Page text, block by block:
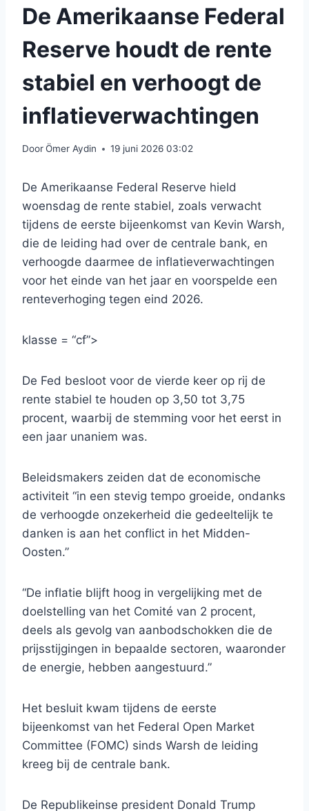
De Amerikaanse Federal
Reserve houdt de rente
stabiel en verhoogt de
inflatieverwachtingen
DoorÖmer Aydin 19 juni 2026 03:02
De Amerikaanse Federal Reserve hield
woensdag de rente stabiel, zoals verwacht
tijdens de eerste bijeenkomst van Kevin Warsh,
die de leiding had over de centrale bank, en
verhoogde daarmee de inflatieverwachtingen
voor het einde van het jaar en voorspelde een
renteverhoging tegen eind 2026.
klasse = “cf”>
De Fed besloot voor de vierde keer op rij de
rente stabiel te houden op 3,50 tot 3,75
procent, waarbij de stemming voor het eerst in
een jaar unaniem was.
Beleidsmakers zeiden dat de economische
activiteit “in een stevig tempo groeide, ondanks
de verhoogde onzekerheid die gedeeltelijk te
danken is aan het conflict in het Midden-
Oosten.”
“De inflatie blijft hoog in vergelijking met de
doelstelling van het Comité van 2 procent,
deels als gevolg van aanbodschokken die de
prijsstijgingen in bepaalde sectoren, waaronder
de energie, hebben aangestuurd.”
Het besluit kwam tijdens de eerste
bijeenkomst van het Federal Open Market
Committee (FOMC) sinds Warsh de leiding
kreeg bij de centrale bank.
De Republikeinse president Donald Trump